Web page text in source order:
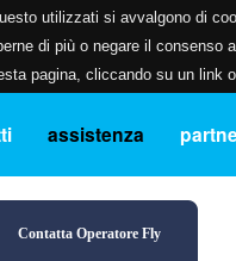
utilizzati si avvalgono di
di più o negare il consenso
pagina, cliccando su un
assistenza
Contatta Operatore Fly